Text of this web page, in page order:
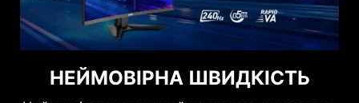
НЕЙМОВІРНА ШВИДКІСТЬ
Технології Anti-Flicker і Less Blue Light